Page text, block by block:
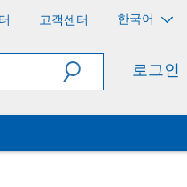
고객센터 한국어
로그인